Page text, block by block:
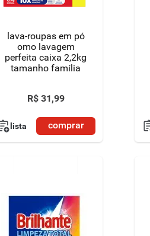
lava-roupas em pó
omo lavagem
perfeita caixa 2,2kg
tamanho família
R$ 31,99
lista comprar